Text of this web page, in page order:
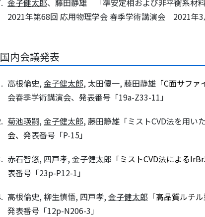
金子健太郎、藤田静雄 「準安定相および非平衡系材
2021年第68回 応用物理学会 春季学術講演会 2021年3
国内会議発表
高根倫史,金子健太郎, 太田優一, 藤田静雄 「C面サファ
会春季学術講演会、発表番号「19a-Z33-11」
菊池瑛嗣,金子健太郎, 藤田静雄「ミストCVD法を用い
会、 発表番号「P-15」
赤石智悠, 四戸孝,金子健太郎 「ミストCVD法による
表番号「23p-P12-1」
高根倫史, 柳生慎悟, 四戸孝,金子健太郎 「高品質ルチ
発表番号「12p-N206-3」